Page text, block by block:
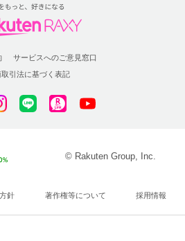
サービスへのご意見窓口
引法に基づく表記
© Rakuten Group, Inc.
針 著作権等について 採用情報